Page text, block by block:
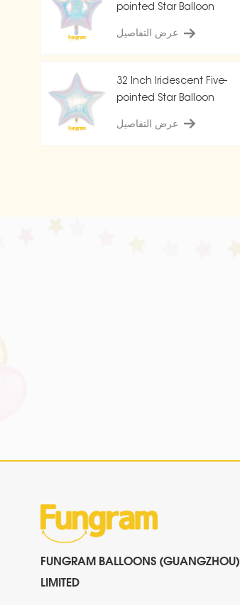
pointed Star Balloon
عرض التفاصيل
32 Inch Iridescent Five-
pointed Star Balloon
عرض التفاصيل
FUNGRAM BALLOONS (GUANGZHOU)
LIMITED